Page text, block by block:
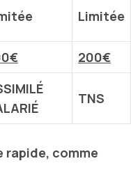
Limitée
200€
TNS
rapide, comme